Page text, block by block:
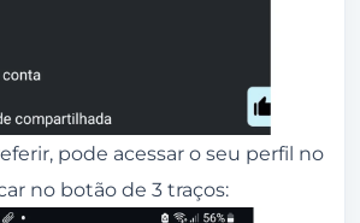
pode acessar o seu perfil no
no botão de 3 traços: